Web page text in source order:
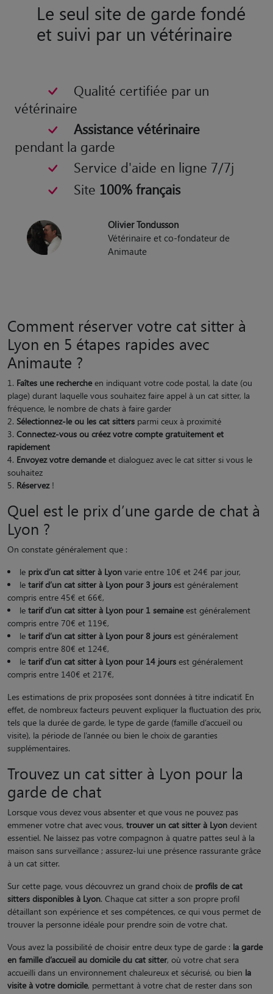
Le seul site de garde fondé
et suivi par un vétérinaire
Qualité certifiée par un
vétérinaire
Assistance vétérinaire
pendant la garde
Service d'aide en ligne 7/7j
Site 100% français
Olivier Tondusson
Vétérinaire et co-fondateur de
Animaute
Comment réserver votre cat sitter à
Lyon en 5 étapes rapides avec
Animaute ?
Faîtes une rechercheen indiquant votre code postal, la date (ou
plage) durant laquelle vous souhaitez faire appel à un cat sitter, la
fréquence, le nombre de chats à faire garder
Sélectionnez-le ou les cat sitters parmi ceux à proximité
Connectez-vous ou créez votre compte gratuitement et
rapidement
Envoyez votre demandeet dialoguez avec le cat sitter si vous le
souhaitez
Réservez !
Quel est le prix d’une garde de chat à
Lyon ?
On constate généralement que :
le prix d’un cat sitter à Lyon varie entre 10€ et 24€ par jour,
le tarif d’un cat sitter à Lyon pour 3 jours est généralement
compris entre 45€ et 66€,
le tarif d’un cat sitter à Lyon pour 1 semaineest généralement
compris entre 70€ et 119€,
le tarif d’un cat sitter à Lyon pour 8 jours est généralement
compris entre 80€ et 124€,
le tarif d’un cat sitter à Lyon pour 14 jours est généralement
compris entre 140€ et 217€,
Les estimations de prix proposées sont données à titre indicatif. En
effet, de nombreux facteurs peuvent expliquer la fluctuation des prix,
tels que la durée de garde, le type de garde (famille d’accueil ou
visite), la période de l’année ou bien le choix de garanties
supplémentaires.
Trouvez un cat sitter à Lyon pour la
garde de chat
Lorsque vous devez vous absenter et que vous ne pouvez pas
emmener votre chat avec vous, trouver un cat sitter à Lyon devient
essentiel. Ne laissez pas votre compagnon à quatre pattes seul à la
maison sans surveillance ; assurez-lui une présence rassurante grâce
à un cat sitter.
Sur cette page, vous découvrez un grand choix de profils de cat
sitters disponibles à Lyon. Chaque cat sitter a son propre profil
détaillant son expérience et ses compétences, ce qui vous permet de
trouver la personne idéale pour prendre soin de votre chat.
Vous avez la possibilité de choisir entre deux type de garde : la garde
en famille d’accueil au domicile du cat sitter, où votre chat sera
accueilli dans un environnement chaleureux et sécurisé, ou bien la
visite à votre domicile, permettant à votre chat de rester dans son